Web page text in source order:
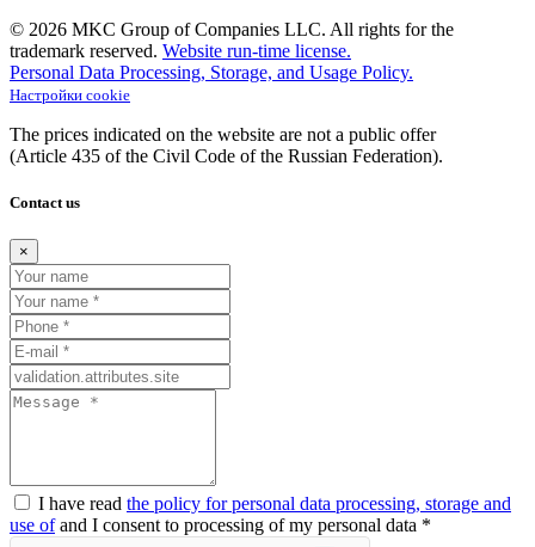
© 2026 MKC Group of Companies LLC. All rights for the
trademark reserved. Website run-time license.
Personal Data Processing, Storage, and Usage Policy.
Настройки cookie
The prices indicated on the website are not a public offer
(Article 435 of the Civil Code of the Russian Federation).
Contact us
×
I have read the policy for personal data processing, storage and
use ofand I consent to processing of my personal data *